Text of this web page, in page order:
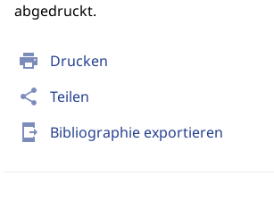
print Drucken
share Teilen
send_to_mobile Bibliographie exportieren
abgedruckt.